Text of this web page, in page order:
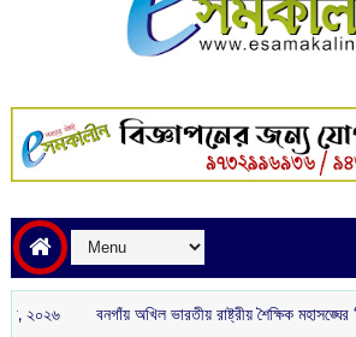
বনগাঁয় অখিল ভারতীয় রাষ্ট্রীয় শৈক্ষিক মহাসঙ্ঘের ‘গুরু বন্দন’